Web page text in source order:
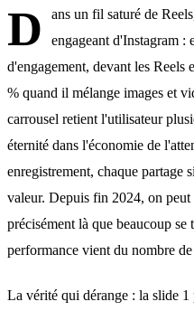
D
ans un fil saturé de
engageant d'Instagram :
d'engagement, devant les Reels
% quand il mélange images et
carrousel retient l'utilisateur
éternité dans l'économie de
enregistrement, chaque partage
valeur. Depuis fin 2024, on
précisément là que beaucoup
performance vient du nombre
La vérité qui dérange : la slide